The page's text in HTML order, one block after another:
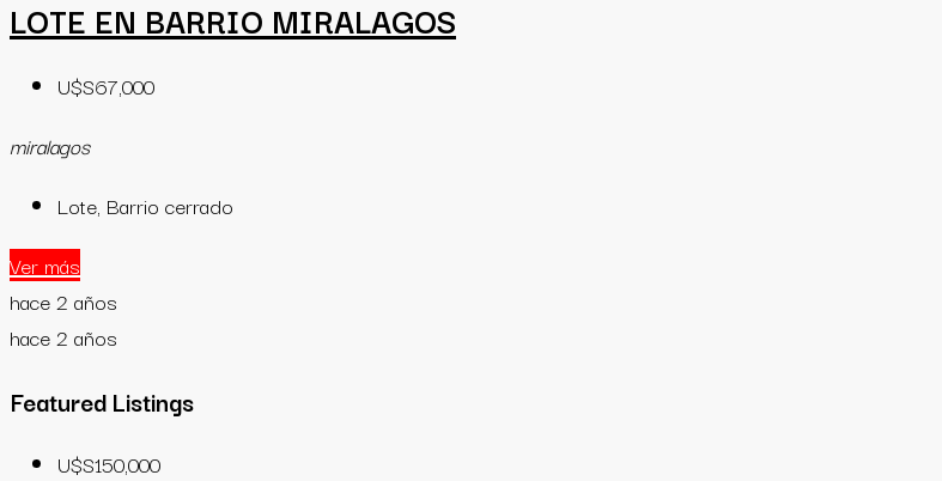
LOTE EN BARRIO MIRALAGOS
U$S67,000
miralagos
Lote, Barrio cerrado
Ver más
hace 2 años
hace 2 años
Featured Listings
U$S150,000